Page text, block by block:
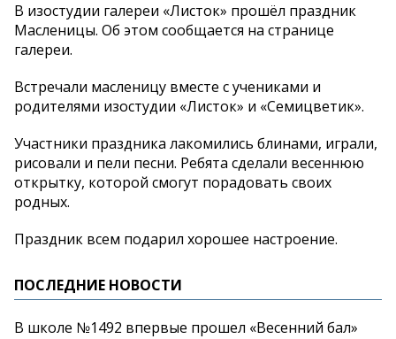
В изостудии галереи «Листок» прошёл праздник
Масленицы. Об этом сообщается на странице
галереи.
Встречали масленицу вместе с учениками и
родителями изостудии «Листок» и «Семицветик».
Участники праздника лакомились блинами, играли,
рисовали и пели песни. Ребята сделали весеннюю
открытку, которой смогут порадовать своих
родных.
Праздник всем подарил хорошее настроение.
ПОСЛЕДНИЕ НОВОСТИ
В школе №1492 впервые прошел «Весенний бал»